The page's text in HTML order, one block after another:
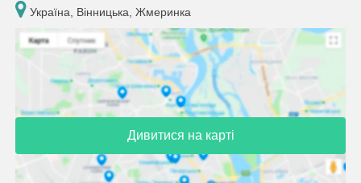
Україна, Вінницька, Жмеринка
Дивитися на карті